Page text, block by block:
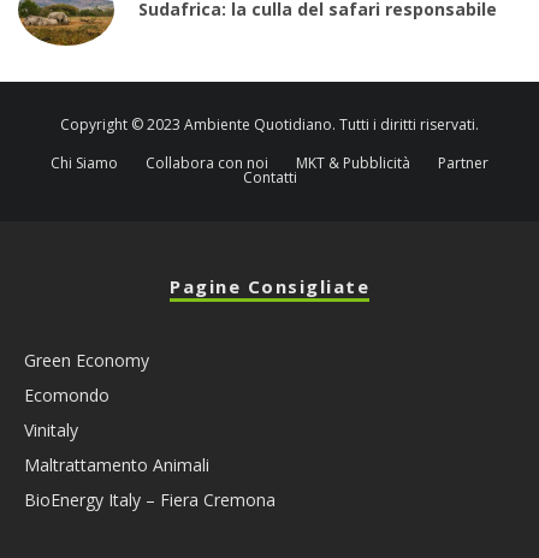
Sudafrica: la culla del safari responsabile
Copyright © 2023 Ambiente Quotidiano. Tutti i diritti riservati.
Chi Siamo
Collabora con noi MKT & Pubblicità Partner
Contatti
Pagine Consigliate
Green Economy
Ecomondo
Vinitaly
Maltrattamento Animali
BioEnergy Italy – Fiera Cremona